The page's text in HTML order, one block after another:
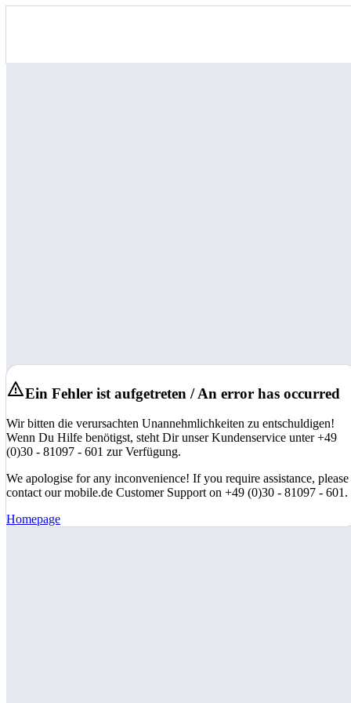
Ein Fehler ist aufgetreten / An error has occurred
Wir bitten die verursachten Unannehmlichkeiten zu entschuldigen!
Wenn Du Hilfe benötigst, steht Dir unser Kundenservice unter +49
(0)30 - 81097 - 601 zur Verfügung.
We apologise for any inconvenience! If you require assistance, please
contact our mobile.de Customer Support on +49 (0)30 - 81097 - 601.
Homepage